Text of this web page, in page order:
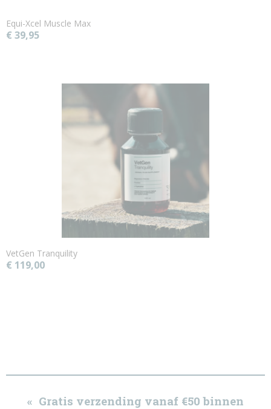
Equi-Xcel Muscle Max
€ 39,95
VetGen Tranquility
€ 119,00
« Gratis verzending vanaf €50 binnen